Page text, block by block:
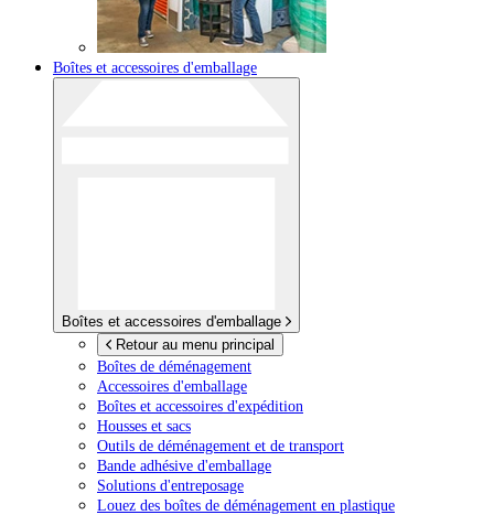
Boîtes et accessoires d'emballage
Boîtes et accessoires d'emballage
Retour au menu principal
Boîtes de déménagement
Accessoires d'emballage
Boîtes et accessoires d'expédition
Housses et sacs
Outils de déménagement et de transport
Bande adhésive d'emballage
Solutions d'entreposage
Louez des boîtes de déménagement en plastique